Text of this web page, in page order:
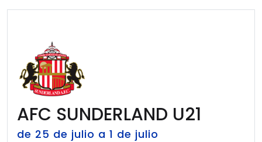
AFC SUNDERLAND U21
de 25 de julio a 1 de julio